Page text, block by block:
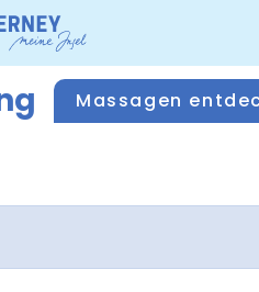
Massagen